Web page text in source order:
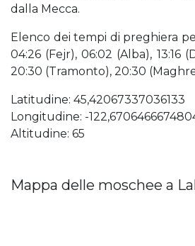
dalla Mecca.
Elenco dei tempi di preghiera
04:26 (Fejr), 06:02 (Alba), 13:16
20:30 (Tramonto), 20:30
Latitudine: 45,42067337036133
Longitudine: -
Altitudine: 65
Mappa delle moschee a